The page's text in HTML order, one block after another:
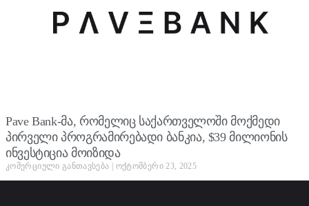
Pave Bank-მა, რომელიც საქართველოში მოქმედი
პირველი პროგრამირებადი ბანკია, $39 მილიონის
ინვესტიცია მოიზიდა
კომერციული განთავსება ოქტომბერი 23, 2025